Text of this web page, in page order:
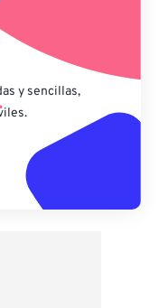
y sencillas,